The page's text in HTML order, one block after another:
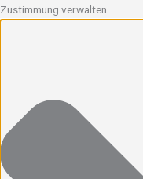
Zustimmung verwalten